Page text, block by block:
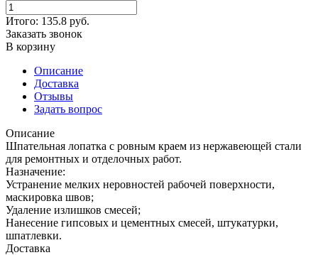
Итого: 135.8 руб.
Заказать звонок
В корзину
Описание
Доставка
Отзывы
Задать вопрос
Описание
Шпательная лопатка с ровным краем из нержавеющей стали
для ремонтных и отделочных работ.
Назначение:
Устранение мелких неровностей рабочей поверхности,
маскировка швов;
Удаление излишков смесей;
Нанесение гипсовых и цементных смесей, штукатурки,
шпатлевки.
Доставка